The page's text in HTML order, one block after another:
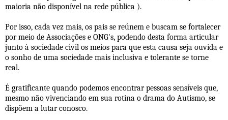
maioria não disponível na rede pública ).
Por isso, cada vez mais, os pais se reúnem e buscam se fortalecer
por meio de Associações e ONG's, podendo desta forma articular
junto à sociedade civil os meios para que esta causa seja ouvida e
o sonho de uma sociedade mais inclusiva e tolerante se torne
real.
É gratificante quando podemos encontrar pessoas sensíveis que,
mesmo não vivenciando em sua rotina o drama do Autismo, se
dispõem a lutar conosco.